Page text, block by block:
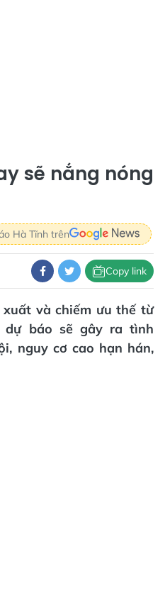
sẽ nắng nóng
Hà Tĩnh trên
Copy link
và chiếm ưu thế từ
dự báo sẽ gây ra tình
nguy cơ cao hạn hán,